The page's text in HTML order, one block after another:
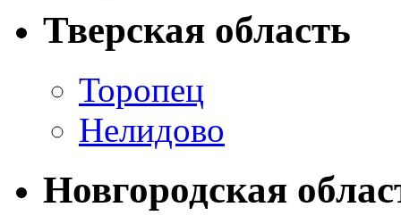
Тверская область
Торопец
Нелидово
Новгородская